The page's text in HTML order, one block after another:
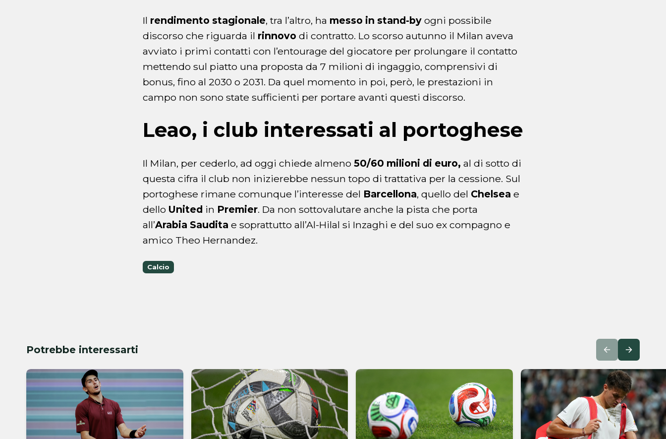
Il rendimento stagionale, tra l’altro, ha messo in stand-by ogni possibile
discorso che riguarda il rinnovo di contratto. Lo scorso autunno il Milan aveva
avviato i primi contatti con l’entourage del giocatore per prolungare il contatto
mettendo sul piatto una proposta da 7 milioni di ingaggio, comprensivi di
bonus, fino al 2030 o 2031. Da quel momento in poi, però, le prestazioni in
campo non sono state sufficienti per portare avanti questi discorso.
Leao, i club interessati al portoghese
Il Milan, per cederlo, ad oggi chiede almeno 50/60 milioni di euro, al di sotto di
questa cifra il club non inizierebbe nessun topo di trattativa per la cessione. Sul
portoghese rimane comunque l’interesse del Barcellona, quello del Chelsea e
dello United in Premier. Da non sottovalutare anche la pista che porta
all’Arabia Saudita e soprattutto all’Al-Hilal si Inzaghi e del suo ex compagno e
amico Theo Hernandez.
Calcio
Potrebbe interessarti